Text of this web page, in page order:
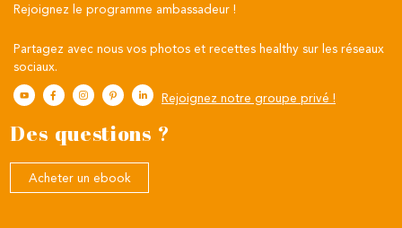
Rejoignez le programme ambassadeur !
Partagez avec nous vos photos et recettes healthy sur les réseaux
sociaux.
Rejoignez notre groupe privé !
Des questions ?
Acheter un ebook